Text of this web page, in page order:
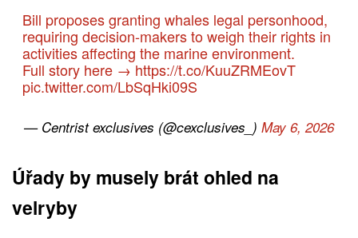
Bill proposes granting whales legal personhood,
requiring decision-makers to weigh their rights in
activities affecting the marine environment.
Full story here →https://t.co/KuuZRMEovT
pic.twitter.com/LbSqHki09S
— Centrist exclusives (@cexclusives_) May 6, 2026
Úřady by musely brát ohled na
velryby